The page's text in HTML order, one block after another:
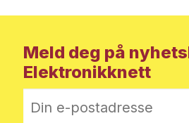
Meld deg på
Elektronikknett